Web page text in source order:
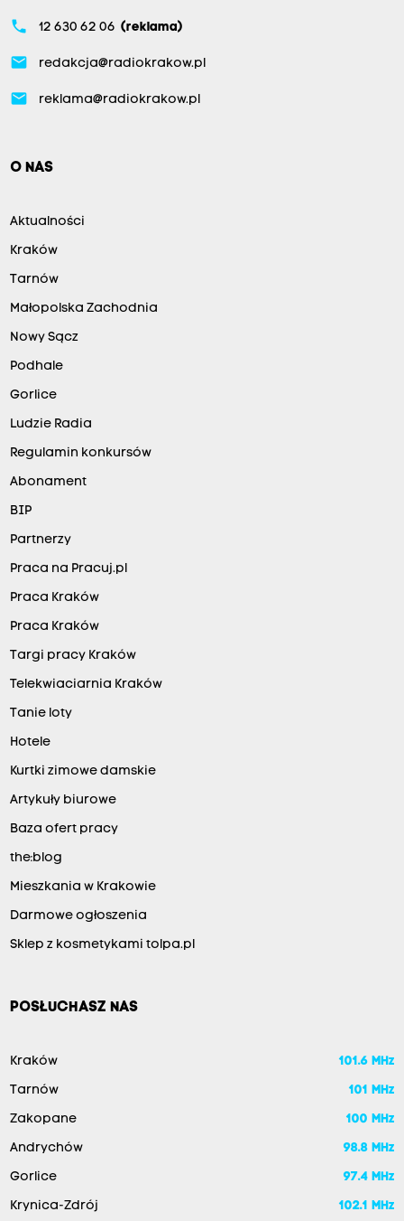
phone 12 630 62 06 (reklama)
email redakcja@radiokrakow.pl
email reklama@radiokrakow.pl
O NAS
Aktualności
Kraków
Tarnów
Małopolska Zachodnia
Nowy Sącz
Podhale
Gorlice
Ludzie Radia
Regulamin konkursów
Abonament
BIP
Partnerzy
Praca na Pracuj.pl
Praca Kraków
Praca Kraków
Targi pracy Kraków
Telekwiaciarnia Kraków
Tanie loty
Hotele
Kurtki zimowe damskie
Artykuły biurowe
Baza ofert pracy
the:blog
Mieszkania w Krakowie
Darmowe ogłoszenia
Sklep z kosmetykami tolpa.pl
POSŁUCHASZ NAS
Kraków 101.6 MHz
Tarnów 101 MHz
Zakopane 100 MHz
Andrychów 98.8 MHz
Gorlice 97.4 MHz
Krynica-Zdrój 102.1 MHz